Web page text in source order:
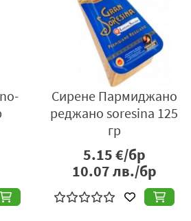
Сирене Пармиджано
реджано soresina 125
гр
5.15€/бр
10.07лв./бр